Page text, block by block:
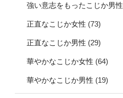
強い意志をもったこじか男性
正直なこじか女性 (73)
正直なこじか男性 (29)
華やかなこじか女性 (64)
華やかなこじか男性 (19)